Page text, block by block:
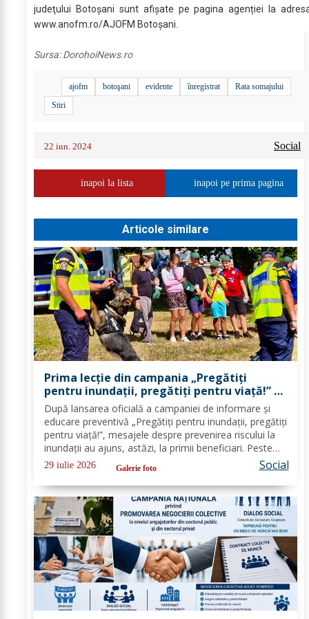
judeţului Botoșani sunt afişate pe pagina agenției la
www.anofm.ro/AJOFM Botoșani.
Sursa:DorohoiNews.ro
ajofm botoşani evidente înregistrat
Rata somajului
Stiri
22 iun. 2024 Social
inapoi la lista inapoi pe prima pagina
Articole similare
Prima lecție din campania „Pregătiți
pentru inundații, pregătiți pentru viață!” –
peste 100 de copii au învățat cum să se
protejeze în cazul inundațiilor
După lansarea oficială a campaniei de informare și
educare preventivă „Pregătiți pentru inundații, pregătiți
pentru viață!”, mesajele despre prevenirea riscului la
inundații au ajuns, astăzi, la primii beneficiari. Peste
100 de copii, participanți la tabăra de vară organizată
la Biserica „Sfântul...
29 iulie 2026 Galerie foto Social